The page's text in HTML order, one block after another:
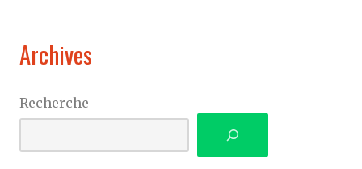
Archives
Recherche